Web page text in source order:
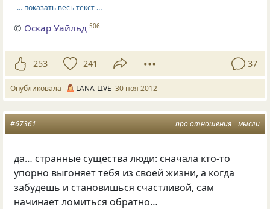
… показать весь текст …
© Оскар Уайльд 506
253 241 37
Опубликовала LANA-LIVE 30 ноя 2012
про отношения мысли
#67361
да… странные существа люди: сначала кто-то
упорно выгоняет тебя из своей жизни, а когда
забудешь и становишься счастливой, сам
начинает ломиться обратно…